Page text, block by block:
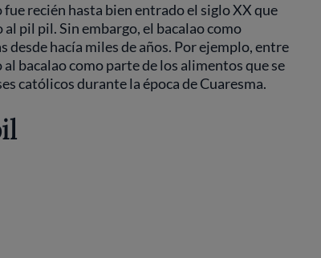
recién hasta bien entrado el siglo XX que
pil pil. Sin embargo, el bacalao como
hacía miles de años. Por ejemplo, entre
bacalao como parte de los alimentos que se
católicos durante la época de Cuaresma.